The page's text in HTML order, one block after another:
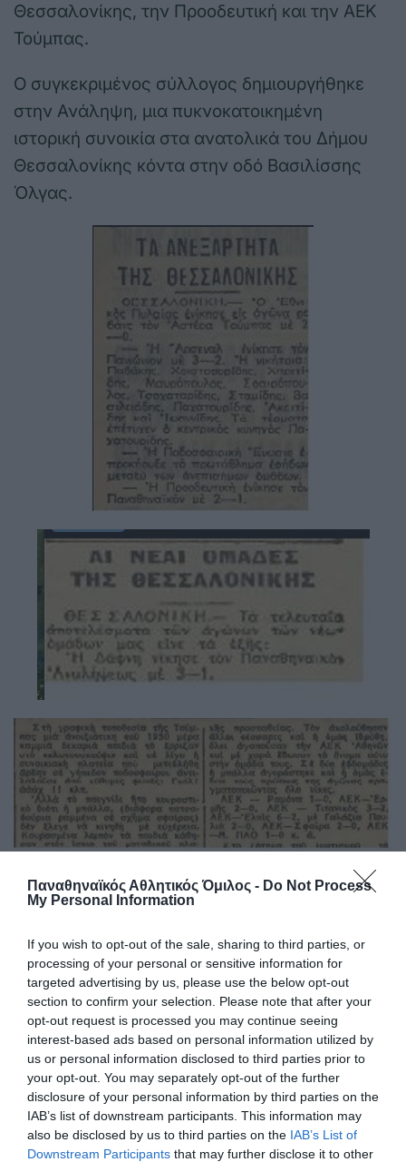
Παναθηναϊκός Αθλητικός Όμιλος - Do Not Process
My Personal Information
If you wish to opt-out of the sale, sharing to third parties, or
processing of your personal or sensitive information for
targeted advertising by us, please use the below opt-out
section to confirm your selection. Please note that after your
opt-out request is processed you may continue seeing
interest-based ads based on personal information utilized by
us or personal information disclosed to third parties prior to
your opt-out. You may separately opt-out of the further
disclosure of your personal information by third parties on the
IAB’s list of downstream participants. This information may
also be disclosed by us to third parties on the IAB’s List of
Downstream Participants that may further disclose it to other
Θεσσαλονίκης, την Προοδευτική και την ΑΕΚ
Τούμπας.
Ο συγκεκριμένος σύλλογος δημιουργήθηκε
στην Ανάληψη, μια πυκνοκατοικημένη
ιστορική συνοικία στα ανατολικά του Δήμου
Θεσσαλονίκης κόντα στην οδό Βασιλίσσης
Όλγας.
ΤΕΛΕΥΤΑΙΑ ΝΕΑ